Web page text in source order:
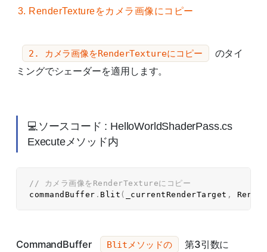
RenderTextureをカメラ画像にコピー
2. カメラ画像をRenderTextureにコピー
のタイ
ミングでシェーダーを適用します。
💻ソースコード : HelloWorldShaderPass.cs
Executeメソッド内
// カメラ画像をRenderTextureにコピー
commandBuffer . Blit ( _currentRenderTarget ,
CommandBuffer Blitメソッドの
第3引数に